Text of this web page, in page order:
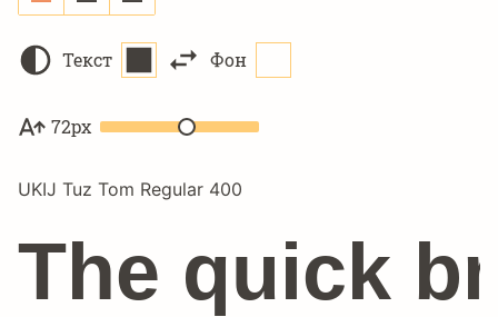
Текст Фон
72px
UKIJ Tuz Tom Regular 400
The quick